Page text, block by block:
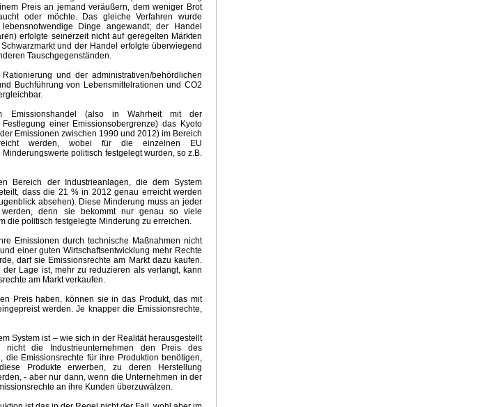
wissenschaftliche Basis für BVerfG Klimaurteil
- Klimadiktatur
Wahlprogramm Grüne 2021
Februar 2021
Hört auf die Wissenschaft
Grün, grüner, CSU
Lehre aus Januar 2021
April - Mai 2020
Witterungsvorhersage April 2020
Energiewende schönreden - schlechtreden
der GroKo
Marsch in die Klimadiktatur
physikalisch unmöglich
Elend der Klimapolitik
Klimakonferenz Madrid
Die Grüne Kulturrevolutiion
Ökologischer Totalitarismus
CO2 Steuer oder Emissionshandel
der Klimaangst
Rezos Klimapropaganda
März 2019
Greta Thunberg
Freuden der Elektromobilität
Ewige Klimakatastrophe
Energiewende Propaganda
Uneinholbarer Vorsprung
Fake News Heisszeit
Klimastrategie Virtue Signalling
Extremer April und Mai
QualitätsmedienKlimadebatte
Energie und Klima in GROKO
Wofür steht Merkel
Klimafreundliche Geldanlage
Klimadebatte
Würgegriff des Klimaextremismus
Klimadiktatur light
Witterung Juni Hochsommer 2016
Der Weckruf Klimakrieg
Der Kuba Effekt
und Klimawandel
Klimaschutzplan 2050
Preis an jemand veräußern, dem weniger Brot
oder möchte. Das gleiche Verfahren wurde
Dinge angewandt; der Handel
erfolgte seinerzeit nicht auf geregelten Märkten
und der Handel erfolgte überwiegend
Tauschgegenständen.
und der administrativen/behördlichen
Buchführung von Lebensmittelrationen und CO2
(also in Wahrheit mit der
einer Emissionsobergrenze) das Kyoto
Emissionen zwischen 1990 und 2012) im Bereich
werden, wobei für die einzelnen EU
politisch festgelegt wurden, so z.B.
Bereich der Industrieanlagen, die dem System
dass die 21 % in 2012 genau erreicht werden
absehen). Diese Minderung muss an jeder
werden, denn sie bekommt nur genau so viele
die politisch festgelegte Minderung zu erreichen.
Emissionen durch technische Maßnahmen nicht
einer guten Wirtschaftsentwicklung mehr Rechte
darf sie Emissionsrechte am Markt dazu kaufen.
Lage ist, mehr zu reduzieren als verlangt, kann
am Markt verkaufen.
Preis haben, können sie in das Produkt, das mit
werden. Je knapper die Emissionsrechte,
System ist – wie sich in der Realität herausgestellt
die Industrieunternehmen den Preis des
die Emissionsrechte für ihre Produktion benötigen,
Produkte erwerben, zu deren Herstellung
- aber nur dann, wenn die Unternehmen in der
an ihre Kunden überzuwälzen.